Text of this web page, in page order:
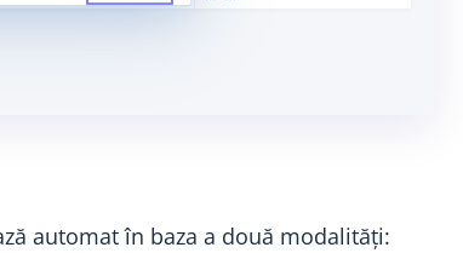
automat în baza a două modalități: